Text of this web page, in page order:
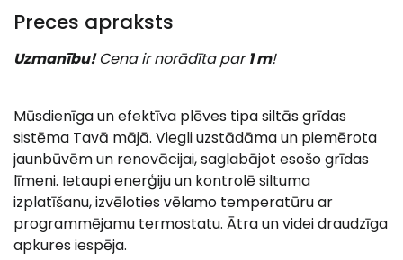
Preces apraksts
Uzmanību!Cena ir norādīta par1 m!
Mūsdienīga un efektīva plēves tipa siltās grīdas
sistēma Tavā mājā. Viegli uzstādāma un piemērota
jaunbūvēm un renovācijai, saglabājot esošo grīdas
līmeni. Ietaupi enerģiju un kontrolē siltuma
izplatīšanu, izvēloties vēlamo temperatūru ar
programmējamu termostatu. Ātra un videi draudzīga
apkures iespēja.